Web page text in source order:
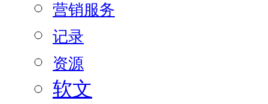
营销服务
记录
资源
软文